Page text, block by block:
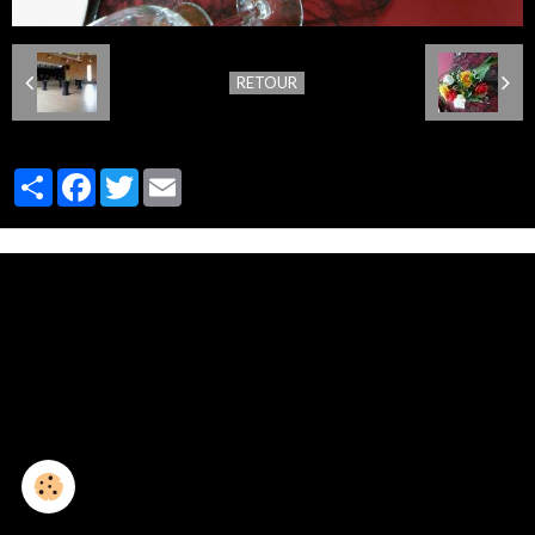
RETOUR
PartagerFacebook
Twitter